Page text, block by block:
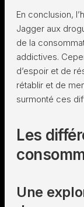
En conclusion,
Jagger aux
de la
addictives.
d’espoir et de
rétablir et de
surmonté ces
Les
Une